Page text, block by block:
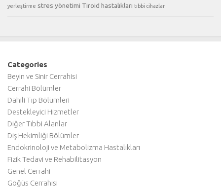
yerleştirme stres yönetimi Tiroid hastalıkları tıbbi cihazlar
Categories
Beyin ve Sinir Cerrahisi
Cerrahi Bölümler
Dahili Tıp Bölümleri
Destekleyici Hizmetler
Diğer Tıbbi Alanlar
Diş Hekimliği Bölümler
Endokrinoloji ve Metabolizma Hastalıkları
Fizik Tedavi ve Rehabilitasyon
Genel Cerrahi
Göğüs Cerrahisi